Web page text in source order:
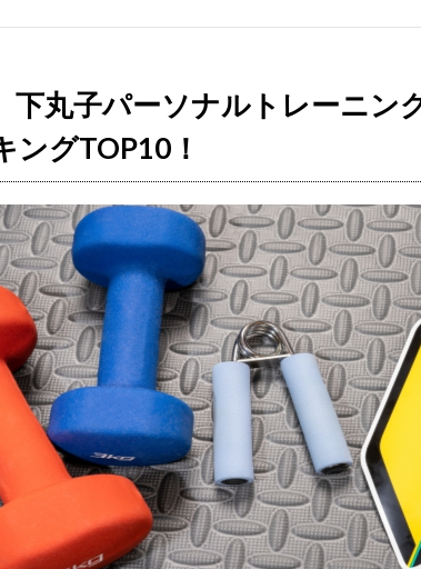
下丸子パーソナルトレーニン
ングTOP10！